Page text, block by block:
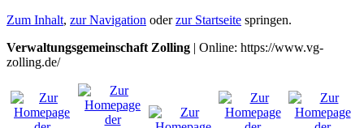
Zum Inhalt, zur Navigation oderzur Startseite springen.
Verwaltungsgemeinschaft Zolling | Online: https://www.vg-
zolling.de/